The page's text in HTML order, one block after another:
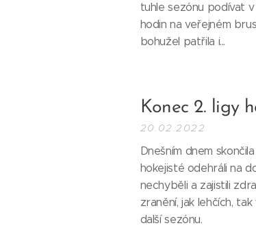
tuhle sezónu podívat v
hodin na veřejném
bohužel patřila i...
Konec 2. ligy
20.02.2022
Dnešním dnem
hokejisté odehráli na
nechyběli a zajistili
zranění, jak lehčích,
další sezónu.